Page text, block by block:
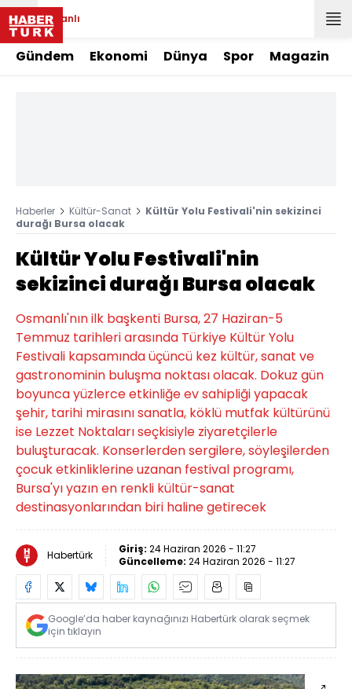
Canlı
Gündem Ekonomi Dünya Spor Magazin
Haberler Kültür-Sanat
Kültür Yolu Festivali'nin sekizinci
durağı Bursa olacak
Kültür Yolu Festivali'nin
sekizinci durağı Bursa olacak
Osmanlı'nın ilk başkenti Bursa, 27 Haziran-5
Temmuz tarihleri arasında Türkiye Kültür Yolu
Festivali kapsamında üçüncü kez kültür, sanat ve
gastronominin buluşma noktası olacak. Dokuz gün
boyunca yüzlerce etkinliğe ev sahipliği yapacak
şehir, tarihi mirasını sanatla, köklü mutfak kültürünü
ise Lezzet Noktaları seçkisiyle ziyaretçilerle
buluşturacak. Konserlerden sergilere, söyleşilerden
çocuk etkinliklerine uzanan festival programı,
Bursa'yı yazın en renkli kültür-sanat
destinasyonlarından biri haline getirecek
Habertürk Giriş: 24 Haziran 2026 - 11:27
Güncelleme: 24 Haziran 2026 - 11:27
Google’da haber kaynağınızı Habertürk olarak seçmek
için tıklayın